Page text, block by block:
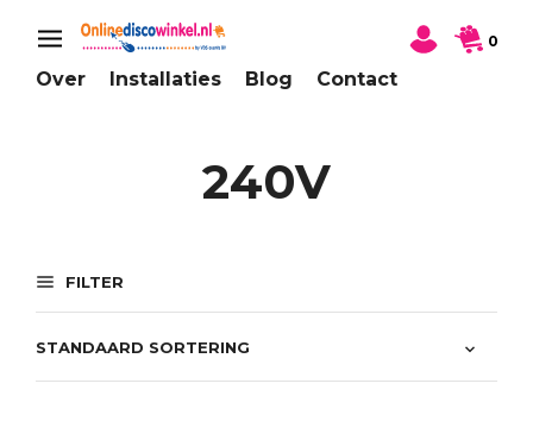
Over Installaties Blog Contact
0
240V
FILTER